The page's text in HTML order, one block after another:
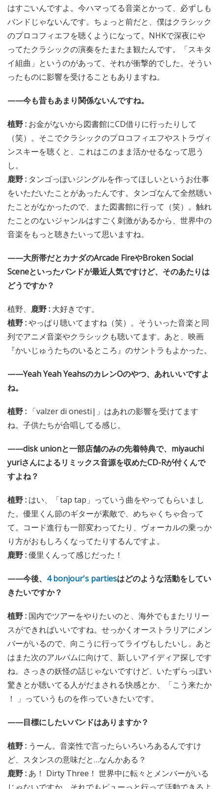
はすごいんですよ。今ハマってる音楽とかって、必ずしも
バンドじゃないんです。ちょっと前だと、僕はクラシック
のプロコフィエフを聴くようになって。NHKで深夜にや
ってたクラシックの演奏をたまたま観たんです。「スキタ
イ組曲」というのがあって、それが衝撃的でした。そうい
ったものに影響を受けることもありますね。
——今も昔もあまり関係ないんですね。
植野 : お金がないから図書館にCD借りに行ったりして
（笑）。そこでクラシックのプロコフィエフやストラヴィ
ンスキーを聴くと、これはこのまま活かせるなって思う
し。
鹿野 : タンゴっぽいジングルを作ってほしいというお仕事
をいただいたことがあったんです。タンゴなんて全然聴い
たことがなかったので、また図書館に行って（笑）。触れ
たことのないジャンルはすごく刺激があるから、世界中の
音楽をもっと聴きたいって思いますね。
——大所帯だとカナダのArcade FireやBroken Social
Sceneといったバンドが最近人気ですけど、そのあたりは
どうですか？
植野、 鹿野 : 大好きです。
植野 :やっぱり聴いてますね（笑）。そういった音楽と同
列でアニメ音楽やクラシックも聴いてます。あと、映画
『かいじゅうたちのいるところ』のサントラもよかった。
——Yeah Yeah YeahsのカレンOのやつ、あれいいですよ
ね。
植野 : 「valzer di onesti|」はあれの影響を受けてます
ね。子供たちが合唱してる感じ。
——disk unionと一部店舗のみの先着特典で、miyauchi
yuriさんによるリミックス音源を収めたCD-Rが付くんで
すよね？
植野 : はい、「tap tap」っていう曲をやってもらいまし
た。優里くん節のギターが素敵で、めちゃくちゃ合って
て。コード進行も一部変わってたり、ヴォーカルの乗っか
り方がおもしろくなってたりするんですよ。
鹿野 :優里くんって感じだった！
——今後、 4 bonjour's partiesはどのような活動をしてい
きたいですか？
植野 : 国内でツアーをやりたいのと、海外でもまたリリー
スができればいいですね。せっかくオーストラリアにメン
バーがいるので、向こうに行ってライヴもしたいし。あと
はまた次のアルバムに向けて、新しいアイディア探しです
ね。さっきの妖怪の話じゃないですけど、いたずらっぽい
驚きとか聴いてる人がだまされる快感とか、「こう来たか
！ 」っていうものを作っていきたいです。
——目標にしたいバンドはありますか？
植野 : うーん。音楽性で言ったらいろいろあるんですけ
ど、スタンスの意味だと…なんかある？
鹿野 : あ！ Dirty Three！ 世界中に転々とメンバーがいる